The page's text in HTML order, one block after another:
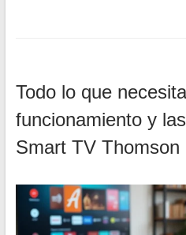
Todo lo que
funcionamiento y
Smart TV Thomson